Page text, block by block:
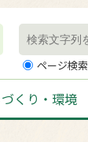
ページ検索
くり・環境